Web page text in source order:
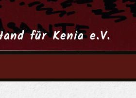
für Kenia e.V.